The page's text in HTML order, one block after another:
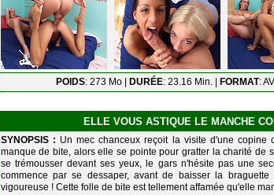
POIDS: 273 Mo | DURÉE: 23.16 Min. | FORMAT:
ELLE VOUS ASTIQUE LE MANCHE
SYNOPSIS : Un mec chanceux reçoit la visite d'une copine
manque de bite, alors elle se pointe pour gratter la charité de
se trémousser devant ses yeux, le gars n'hésite pas une
commence par se dessaper, avant de baisser la
vigoureuse ! Cette folle de bite est tellement affamée qu'elle